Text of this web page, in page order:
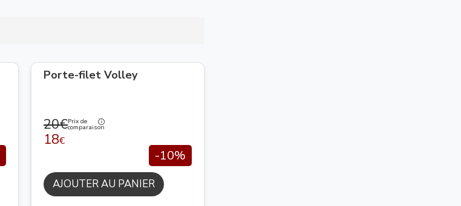
Porte-filet Volley
20€Prix de
comparaison
18€
-10%
AJOUTER AU PANIER